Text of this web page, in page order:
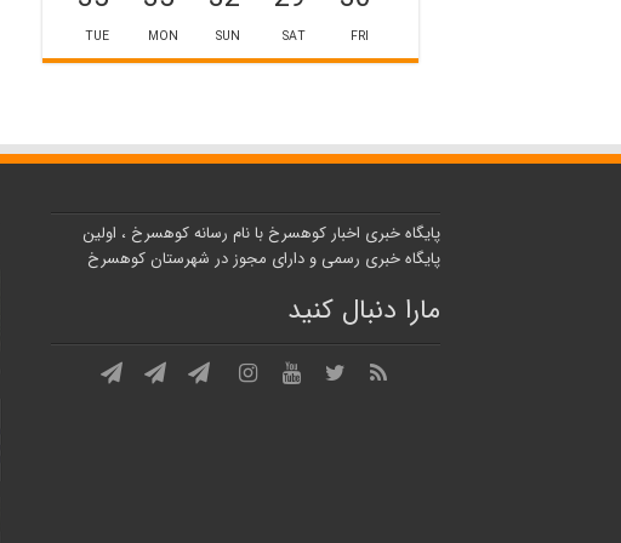
FRI
SAT
SUN
MON
TUE
پایگاه خبری اخبار کوهسرخ با نام رسانه کوهسرخ ، اولین
پایگاه خبری رسمی و دارای مجوز در شهرستان کوهسرخ
مارا دنبال کنید